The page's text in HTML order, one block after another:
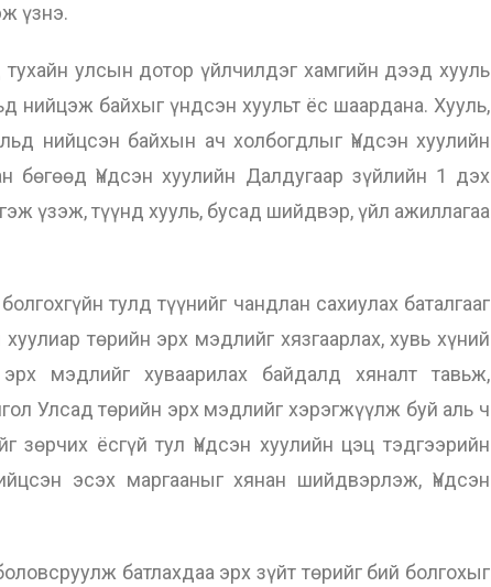
үзнэ.
улсын дотор үйлчилдэг хамгийн дээд хууль
нийцэж байхыг үндсэн хуульт ёс шаардана. Хууль,
нийцсэн байхын ач холбогдлыг Үндсэн хуулийн
Үндсэн хуулийн Далдугаар зүйлийн 1 дэх
үзэж, түүнд хууль, бусад шийдвэр, үйл ажиллагаа
тулд түүнийг чандлан сахиулах баталгааг
төрийн эрх мэдлийг хязгаарлах, хувь хүний
мэдлийг хуваарилах байдалд хяналт тавьж,
Улсад төрийн эрх мэдлийг хэрэгжүүлж буй аль ч
зөрчих ёсгүй тул Үндсэн хуулийн цэц тэдгээрийн
эсэх маргааныг хянан шийдвэрлэж, Үндсэн
батлахдаа эрх зүйт төрийг бий болгохыг